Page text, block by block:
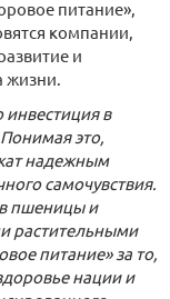
питание»,
компании,
и
жизни.
инвестиция в
это,
надежным
самочувствия.
пшеницы и
растительными
питание» за то,
нации и